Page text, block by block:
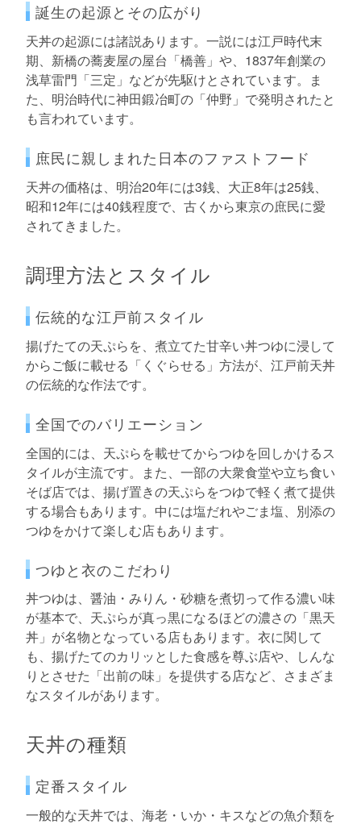
誕生の起源とその広がり
天丼の起源には諸説あります。一説には江戸時代末
期、新橋の蕎麦屋の屋台「橋善」や、1837年創業の
浅草雷門「三定」などが先駆けとされています。ま
た、明治時代に神田鍛冶町の「仲野」で発明されたと
も言われています。
庶民に親しまれた日本のファストフード
天丼の価格は、明治20年には3銭、大正8年は25銭、
昭和12年には40銭程度で、古くから東京の庶民に愛
されてきました。
調理方法とスタイル
伝統的な江戸前スタイル
揚げたての天ぷらを、煮立てた甘辛い丼つゆに浸して
からご飯に載せる「くぐらせる」方法が、江戸前天丼
の伝統的な作法です。
全国でのバリエーション
全国的には、天ぷらを載せてからつゆを回しかけるス
タイルが主流です。また、一部の大衆食堂や立ち食い
そば店では、揚げ置きの天ぷらをつゆで軽く煮て提供
する場合もあります。中には塩だれやごま塩、別添の
つゆをかけて楽しむ店もあります。
つゆと衣のこだわり
丼つゆは、醤油・みりん・砂糖を煮切って作る濃い味
が基本で、天ぷらが真っ黒になるほどの濃さの「黒天
丼」が名物となっている店もあります。衣に関して
も、揚げたてのカリッとした食感を尊ぶ店や、しんな
りとさせた「出前の味」を提供する店など、さまざま
なスタイルがあります。
天丼の種類
定番スタイル
一般的な天丼では、海老・いか・キスなどの魚介類を